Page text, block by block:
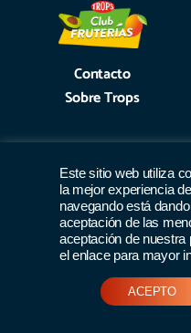
Contacto
Sobre Trops
Únete
Este sitio web utiliza
la mejor experiencia
navegando está
aceptación de las
aceptación de
el enlace para mayor
ACEPTO